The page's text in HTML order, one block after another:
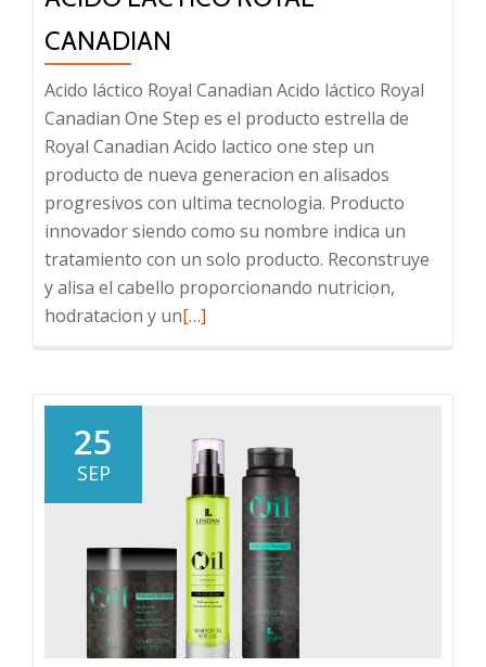
CANADIAN
Acido láctico Royal Canadian Acido láctico Royal
Canadian One Step es el producto estrella de
Royal Canadian Acido lactico one step un
producto de nueva generacion en alisados
progresivos con ultima tecnologia. Producto
innovador siendo como su nombre indica un
tratamiento con un solo producto. Reconstruye
y alisa el cabello proporcionando nutricion,
hodratacion y unLeer
Royal
Canadian
[…]
25
SEP